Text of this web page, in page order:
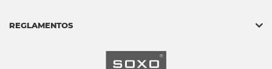
REGLAMENTOS